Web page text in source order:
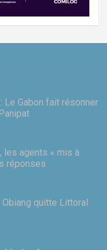
Gabon fait résonner
les agents « mis à
réponses
quitte Littoral